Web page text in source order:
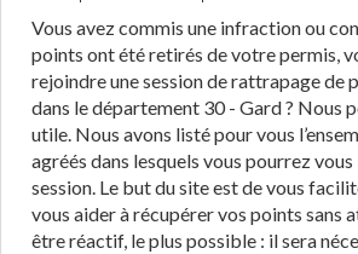
Vous avez commis une infraction ou
points ont été retirés de votre permis,
rejoindre une session de rattrapage de
dans le département 30 - Gard ? Nous
utile. Nous avons listé pour vous
agréés dans lesquels vous pourrez
session. Le but du site est de vous
vous aider à récupérer vos points sans
être réactif, le plus possible : il sera